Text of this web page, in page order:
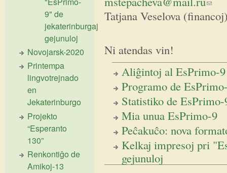
Tatjana Veselova
Ni atendas vin!
Aliĝintoj al EsPrimo-9
Programo de
Statistiko de
Mia unua EsPrimo-9
Peĉakuĉo: nova
Kelkaj impresoj pri
gejunuloj
9" de
jekaterinburgaj
gejunuloj
Novojarsk-2020
Printempa
lingvotrejnado
en
Jekaterinburgo
Projekto
“Esperanto
130”
Renkontiĝo de
Amikoj-13